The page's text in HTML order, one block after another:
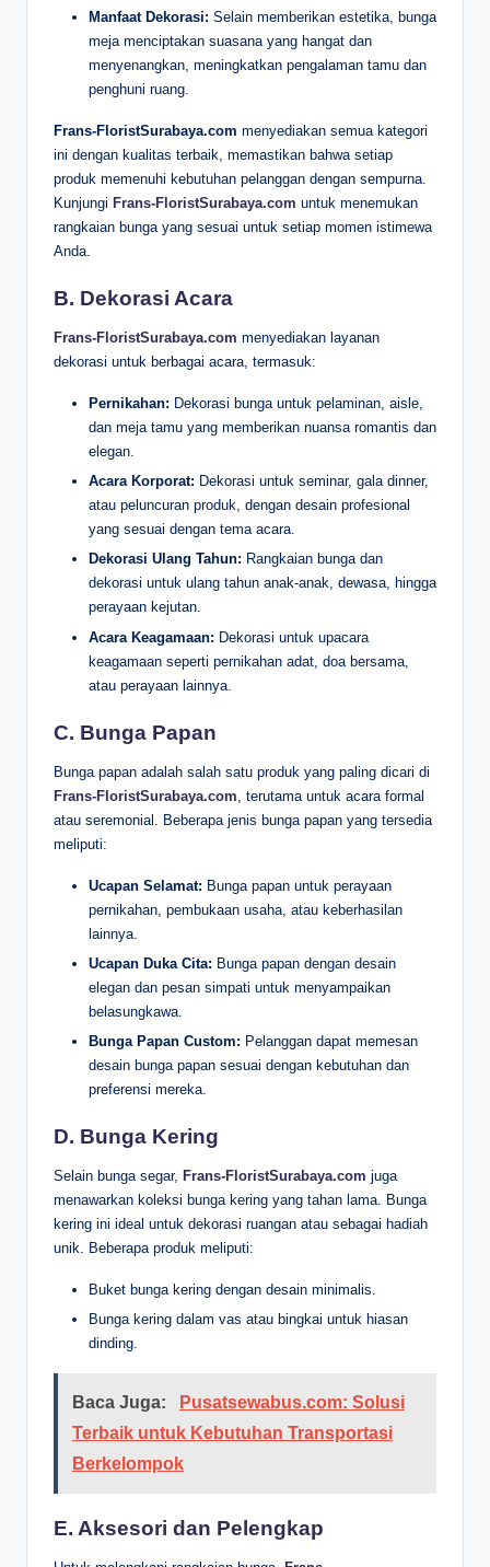
Manfaat Dekorasi: Selain memberikan estetika, bunga
meja menciptakan suasana yang hangat dan
menyenangkan, meningkatkan pengalaman tamu dan
penghuni ruang.
Frans-FloristSurabaya.com menyediakan semua kategori
ini dengan kualitas terbaik, memastikan bahwa setiap
produk memenuhi kebutuhan pelanggan dengan sempurna.
Kunjungi Frans-FloristSurabaya.com untuk menemukan
rangkaian bunga yang sesuai untuk setiap momen istimewa
Anda.
B. Dekorasi Acara
Frans-FloristSurabaya.com menyediakan layanan
dekorasi untuk berbagai acara, termasuk:
Pernikahan: Dekorasi bunga untuk pelaminan, aisle,
dan meja tamu yang memberikan nuansa romantis dan
elegan.
Acara Korporat: Dekorasi untuk seminar, gala dinner,
atau peluncuran produk, dengan desain profesional
yang sesuai dengan tema acara.
Dekorasi Ulang Tahun: Rangkaian bunga dan
dekorasi untuk ulang tahun anak-anak, dewasa, hingga
perayaan kejutan.
Acara Keagamaan: Dekorasi untuk upacara
keagamaan seperti pernikahan adat, doa bersama,
atau perayaan lainnya.
C. Bunga Papan
Bunga papan adalah salah satu produk yang paling dicari di
Frans-FloristSurabaya.com , terutama untuk acara formal
atau seremonial. Beberapa jenis bunga papan yang tersedia
meliputi:
Ucapan Selamat: Bunga papan untuk perayaan
pernikahan, pembukaan usaha, atau keberhasilan
lainnya.
Ucapan Duka Cita: Bunga papan dengan desain
elegan dan pesan simpati untuk menyampaikan
belasungkawa.
Bunga Papan Custom: Pelanggan dapat memesan
desain bunga papan sesuai dengan kebutuhan dan
preferensi mereka.
D. Bunga Kering
Selain bunga segar, Frans-FloristSurabaya.com juga
menawarkan koleksi bunga kering yang tahan lama. Bunga
kering ini ideal untuk dekorasi ruangan atau sebagai hadiah
unik. Beberapa produk meliputi:
Buket bunga kering dengan desain minimalis.
Bunga kering dalam vas atau bingkai untuk hiasan
dinding.
Baca Juga:
Pusatsewabus.com: Solusi
Terbaik untuk Kebutuhan Transportasi
Berkelompok
E. Aksesori dan Pelengkap